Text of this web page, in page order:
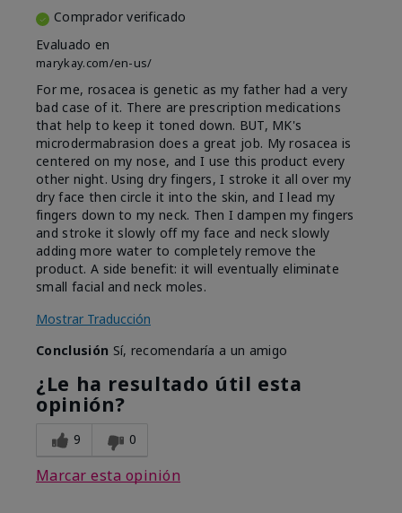
Comprador verificado
Evaluado en
marykay.com/en-us/
For me, rosacea is genetic as my father had a very
bad case of it. There are prescription medications
that help to keep it toned down. BUT, MK's
microdermabrasion does a great job. My rosacea is
centered on my nose, and I use this product every
other night. Using dry fingers, I stroke it all over my
dry face then circle it into the skin, and I lead my
fingers down to my neck. Then I dampen my fingers
and stroke it slowly off my face and neck slowly
adding more water to completely remove the
product. A side benefit: it will eventually eliminate
small facial and neck moles.
Mostrar Traducción
Conclusión Sí, recomendaría a un amigo
¿Le ha resultado útil esta
opinión?
9 0
Marcar esta opinión